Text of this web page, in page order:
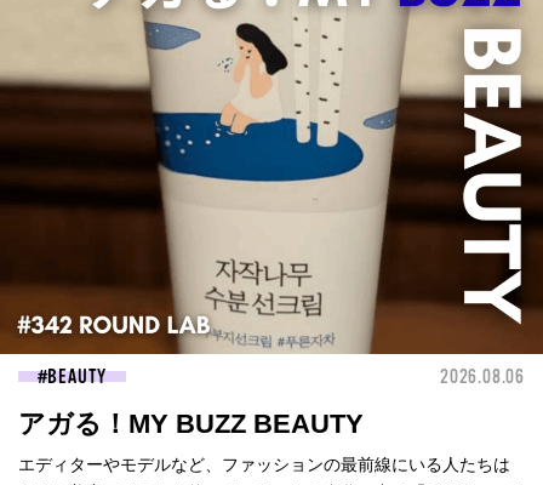
BEAUTY 2026.08.06
アガる！MY BUZZ BEAUTY
エディターやモデルなど、ファッションの最前線にいる人たちは